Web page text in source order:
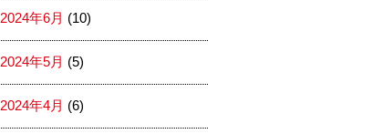
2024年6月 (10)
2024年5月 (5)
2024年4月 (6)